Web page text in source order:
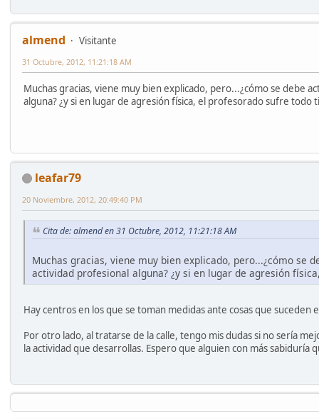
almend Visitante
31 Octubre, 2012, 11:21:18 AM
Muchas gracias, viene muy bien explicado, pero...¿cómo se debe
alguna? ¿y si en lugar de agresión física, el profesorado sufre todo
leafar79
20 Noviembre, 2012, 20:49:40 PM
Cita de: almend en 31 Octubre, 2012, 11:21:18 AM
Muchas gracias, viene muy bien explicado, pero...¿cómo se
actividad profesional alguna? ¿y si en lugar de agresión
Hay centros en los que se toman medidas ante cosas que
Por otro lado, al tratarse de la calle, tengo mis dudas si no sería
la actividad que desarrollas. Espero que alguien con más sabiduría